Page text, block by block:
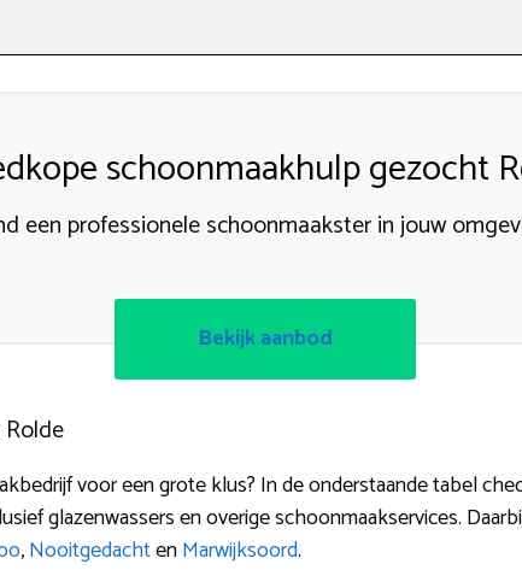
schoonmaakhulp gezocht
een professionele schoonmaakster in jouw
Bekijk aanbod
voor een grote klus? In de onderstaande tabel
glazenwassers en overige schoonmaakservices.
,NooitgedachtenMarwijksoord.